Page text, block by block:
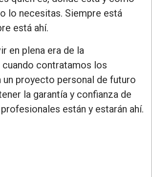
lo necesitas. Siempre está
está ahí.
en plena era de la
contratamos los
un proyecto personal de futuro
la garantía y confianza de
están y estarán ahí.